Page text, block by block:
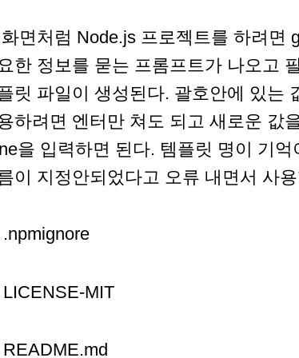
면처럼 Node.js 프로젝트를 하려면
한 정보를 묻는 프롬프트가 나오고
릿 파일이 생성된다. 괄호안에 있는
하려면 엔터만 쳐도 되고 새로운 값
을 입력하면 된다. 템플릿 명이 기
이 지정안되었다고 오류 내면서 사
.npmignore
LICENSE-MIT
README.md